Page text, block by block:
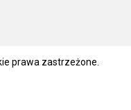
prawa zastrzeżone.